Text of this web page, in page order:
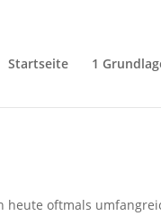
Startseite 1
oftmals